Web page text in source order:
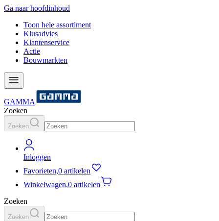
Ga naar hoofdinhoud
Toon hele assortiment
Klusadvies
Klantenservice
Actie
Bouwmarkten
GAMMA
Zoeken
Zoeken
Inloggen
Favorieten,0 artikelen
Winkelwagen,0 artikelen
Zoeken
Zoeken